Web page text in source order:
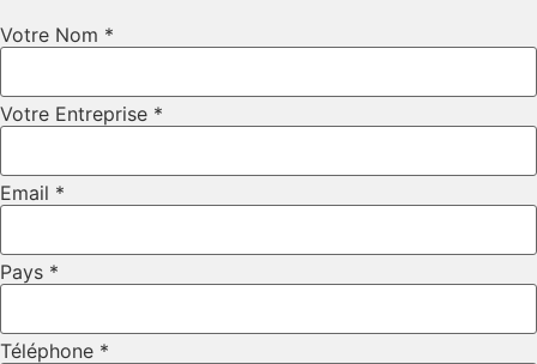
Votre Nom *
Votre Entreprise *
Email *
Pays *
Téléphone *